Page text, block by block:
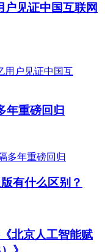
户见证中国互联网
年重磅回归
有什么区别？
北京人工智能赋